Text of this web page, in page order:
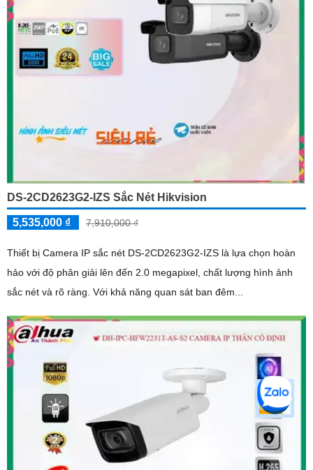
DS-2CD2623G2-IZS Sắc Nét Hikvision
5,535,000 ₫ 7,910,000 ₫
Thiết bị Camera IP sắc nét DS-2CD2623G2-IZS là lựa chọn hoàn
hảo với độ phân giải lên đến 2.0 megapixel, chất lượng hình ảnh
sắc nét và rõ ràng. Với khả năng quan sát ban đêm...